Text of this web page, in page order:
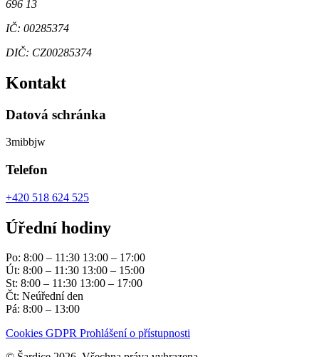
696 13
IČ: 00285374
DIČ: CZ00285374
Kontakt
Datová schránka
3mibbjw
Telefon
+420 518 624 525
Úřední hodiny
Po: 8:00 – 11:30 13:00 – 17:00
Út: 8:00 – 11:30 13:00 – 15:00
St: 8:00 – 11:30 13:00 – 17:00
Čt: Neúřední den
Pá: 8:00 – 13:00
Cookies GDPR Prohlášení o přístupnosti